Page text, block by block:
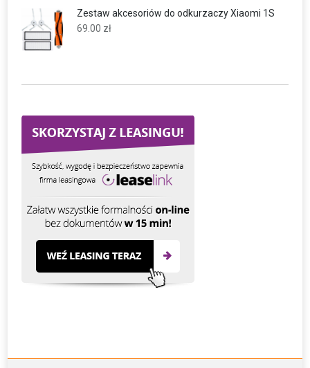
Zestaw akcesoriów do odkurzaczy Xiaomi 1S
69.00 zł